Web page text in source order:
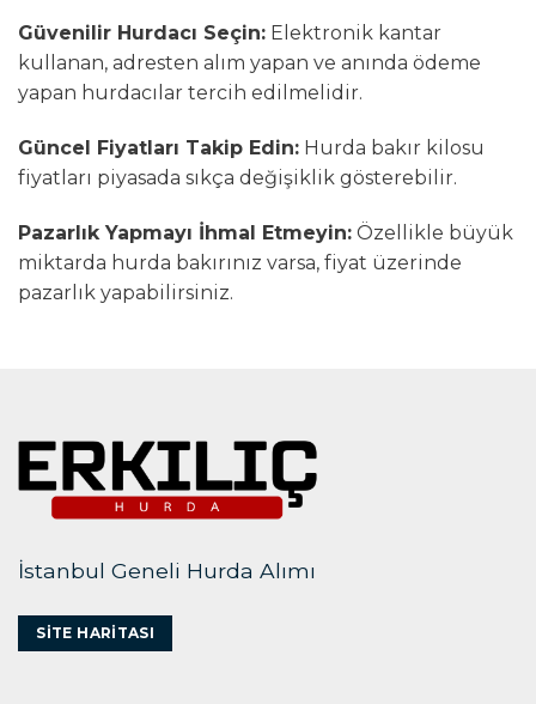
Güvenilir Hurdacı Seçin: Elektronik kantar
kullanan, adresten alım yapan ve anında ödeme
yapan hurdacılar tercih edilmelidir.
Güncel Fiyatları Takip Edin: Hurda bakır kilosu
fiyatları piyasada sıkça değişiklik gösterebilir.
Pazarlık Yapmayı İhmal Etmeyin: Özellikle büyük
miktarda hurda bakırınız varsa, fiyat üzerinde
pazarlık yapabilirsiniz.
İstanbul Geneli Hurda Alımı
SITE HARITASI